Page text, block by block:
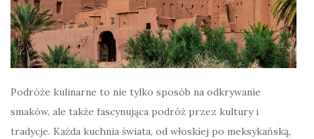
Podróże kulinarne to nie tylko sposób na odkrywanie
smaków, ale także fascynująca podróż przez kultury i
tradycje. Każda kuchnia świata, od włoskiej po meksykańską,